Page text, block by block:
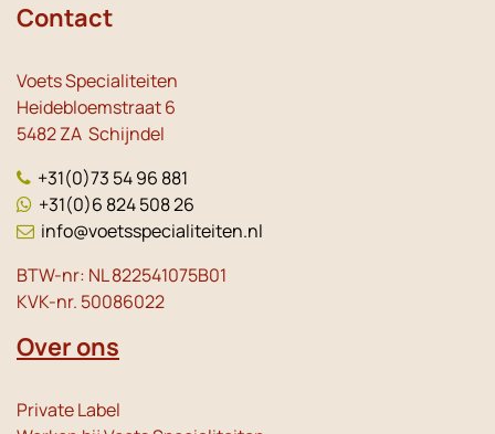
Contact
Voets Specialiteiten
Heidebloemstraat 6
5482 ZA Schijndel
+31(0)73 54 96 881
+31(0)6 824 508 26
info@voetsspecialiteiten.nl
BTW-nr: NL 822541075B01
KVK-nr. 50086022
Over ons
Private Label